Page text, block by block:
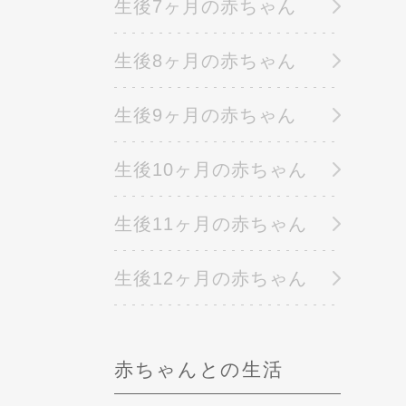
生後7ヶ月の赤ちゃん
生後8ヶ月の赤ちゃん
生後9ヶ月の赤ちゃん
生後10ヶ月の赤ちゃん
生後11ヶ月の赤ちゃん
生後12ヶ月の赤ちゃん
赤ちゃんとの生活